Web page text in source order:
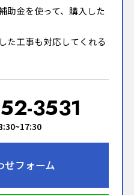
助金を使って、購入した
た工事も対応してくれる
3531
せフォーム